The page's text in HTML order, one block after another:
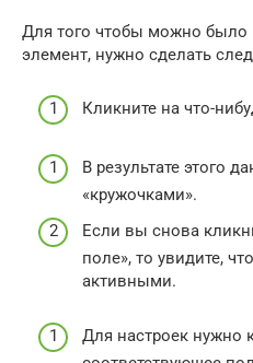
Для того чтобы можно было
элемент, нужно сделать
Кликните на что-
В результате этого
«кружочками».
Если вы снова
поле», то увидите,
активными.
Для настроек нужно